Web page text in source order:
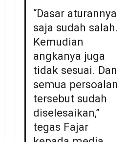
“Dasar aturannya
saja sudah salah.
Kemudian
angkanya juga
tidak sesuai. Dan
semua persoalan
tersebut sudah
diselesaikan,”
tegas Fajar